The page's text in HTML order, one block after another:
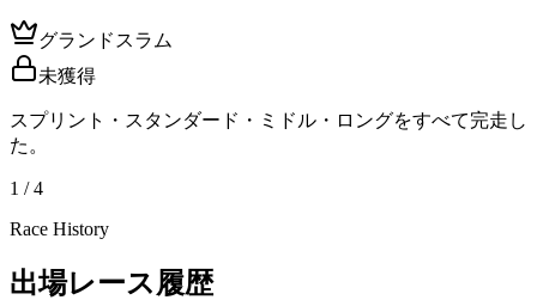
グランドスラム
未獲得
スプリント・スタンダード・ミドル・ロングをすべて完走し
た。
1 / 4
Race History
出場レース履歴